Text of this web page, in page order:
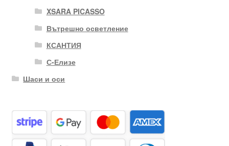
XSARA PICASSO
Вътрешно осветление
КСАНТИЯ
С-Елизе
Шаси и оси